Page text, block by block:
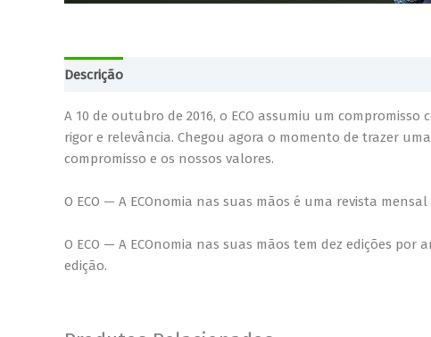
Descrição
A 10 de outubro de 2016, o ECO assumiu um
rigor e relevância. Chegou agora o momento de trazer
compromisso e os nossos valores.
O ECO — A ECOnomia nas suas mãos é uma revista
O ECO — A ECOnomia nas suas mãos tem dez edições
edição.